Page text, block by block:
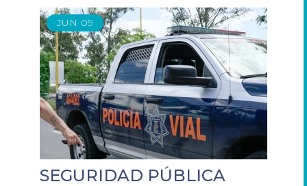
JUN 09
SEGURIDAD PÚBLICA